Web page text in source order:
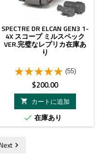
SPECTRE DR ELCAN GEN3 1-
4X スコープ ミルスペック
VER.完璧なレプリカ在庫あ
り
(55)
価
格
$200.00

カートに追加
 在庫あり
